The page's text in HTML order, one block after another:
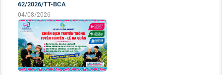
62/2026/TT-BCA
04/08/2026